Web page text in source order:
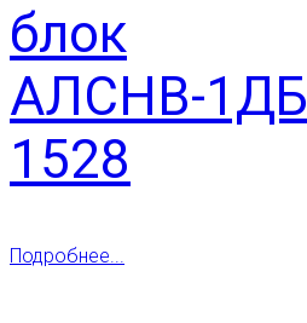
блок
АЛСНВ-1ДБ
1528
Подробнее...